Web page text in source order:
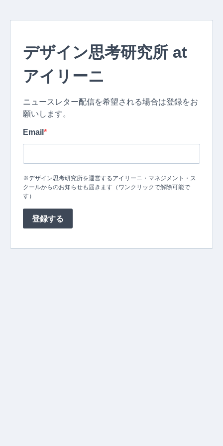
デザイン思考研究所 at
アイリーニ
ニュースレター配信を希望される場合は登録をお
願いします。
Email
※デザイン思考研究所を運営するアイリーニ・マネジメント・ス
クールからのお知らせも届きます（ワンクリックで解除可能で
す）
登録する